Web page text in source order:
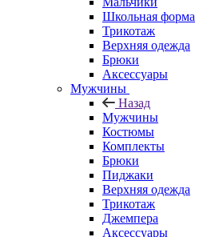
Школьная форма
Трикотаж
Верхняя одежда
Брюки
Аксессуары
Мужчины
Назад
Мужчины
Костюмы
Комплекты
Брюки
Пиджаки
Верхняя одежда
Трикотаж
Джемпера
Аксессуары